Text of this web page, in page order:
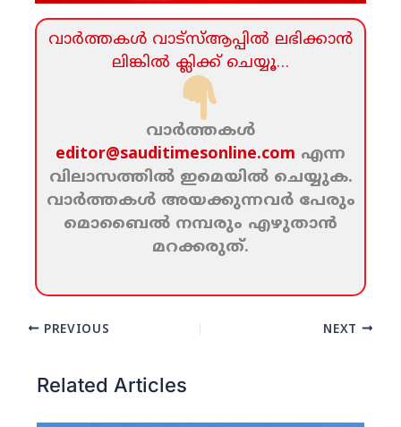
വാര്‍ത്തകള്‍ വാട്‌സ്‌ആപ്പില്‍ ലഭിക്കാന്‍
ലിങ്കില്‍ ക്ലിക്ക്‌ ചെയ്യൂ…
വാര്‍ത്തകള്‍
editor@sauditimesonline.com എന്ന
വിലാസത്തില്‍ ഇമെയില്‍ ചെയ്യുക.
വാര്‍ത്തകള്‍ അയക്കുന്നവര്‍ പേരും
മൊബൈല്‍ നമ്പരും എഴുതാന്‍
മറക്കരുത്‌.
PREVIOUS NEXT
Related Articles